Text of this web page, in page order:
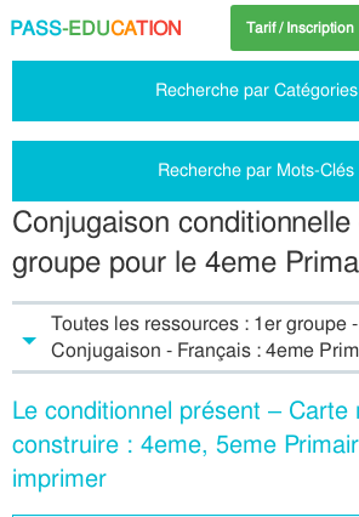
PASS-EDUCATION Tarif / Inscription
Recherche par Catégories
Recherche par Mots-Clés
Conjugaison
groupe pour le 4eme
Toutes les ressources : 1er groupe
Conjugaison - Français : 4eme
Le conditionnel présent –
construire : 4eme, 5eme
imprimer